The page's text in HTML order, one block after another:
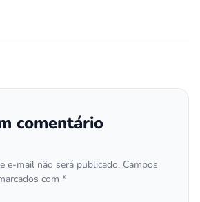
comentário
e-mail não será publicado. Campos
com *